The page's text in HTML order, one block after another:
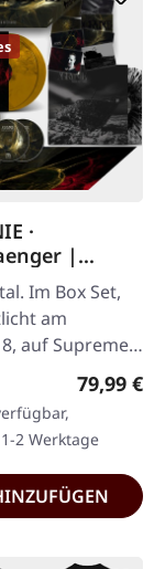
·
|
CLEAR
SETIm Box Set,
am
auf Supreme
Eine
die die beiden
und…
79,99 €
2 Werktage